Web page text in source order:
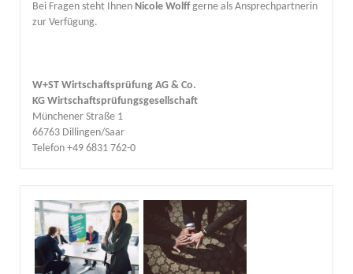
Bei Fragen steht Ihnen Nicole Wolffgerne als Ansprechpartnerin
zur Verfügung.
W+ST Wirtschaftsprüfung AG & Co.
KG Wirtschaftsprüfungsgesellschaft
Münchener Straße 1
66763 Dillingen/Saar
Telefon +49 6831 762-0